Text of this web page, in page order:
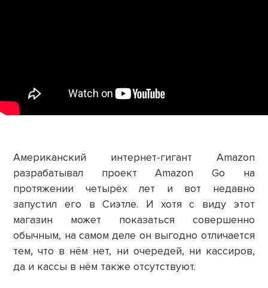
Американский интернет-гигант Amazon
разрабатывал проект Amazon Go на
протяжении четырёх лет и вот недавно
запустил его в Сиэтле. И хотя с виду этот
магазин может показаться совершенно
обычным, на самом деле он выгодно отличается
тем, что в нём нет, ни очередей, ни кассиров,
да и кассы в нём также отсутствуют.